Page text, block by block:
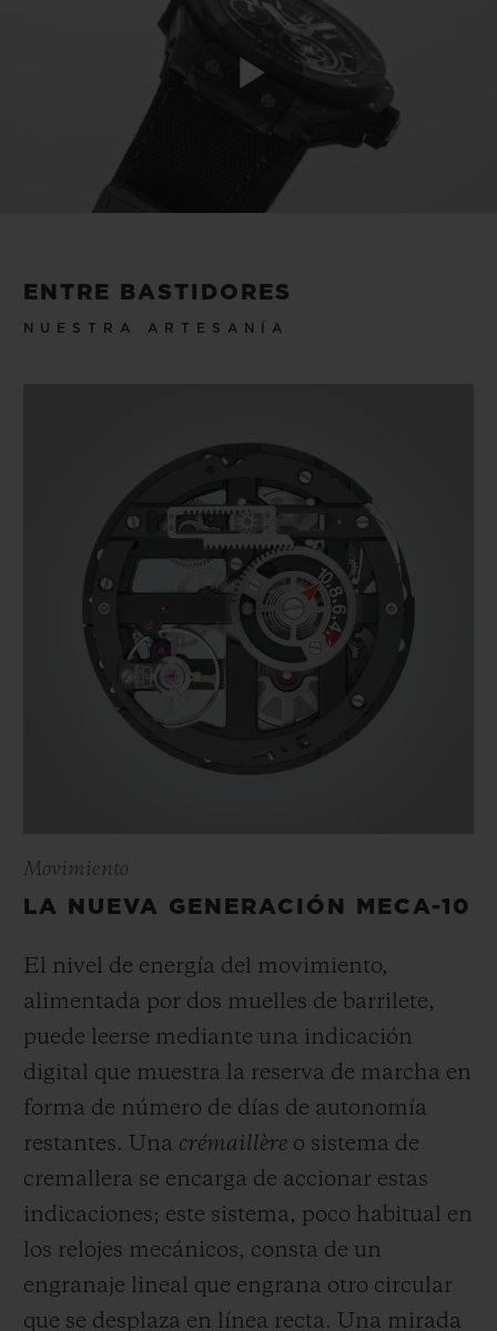
Play
ENTRE BASTIDORES
NUESTRA ARTESANÍA
Movimiento
LA NUEVA GENERACIÓN MECA-10
El nivel de energía del movimiento,
alimentada por dos muelles de barrilete,
puede leerse mediante una indicación
digital que muestra la reserva de marcha en
forma de número de días de autonomía
restantes. Una crémaillère o sistema de
cremallera se encarga de accionar estas
indicaciones; este sistema, poco habitual en
los relojes mecánicos, consta de un
engranaje lineal que engrana otro circular
que se desplaza en línea recta. Una mirada